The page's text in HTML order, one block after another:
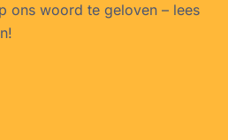
ons woord te geloven – lees